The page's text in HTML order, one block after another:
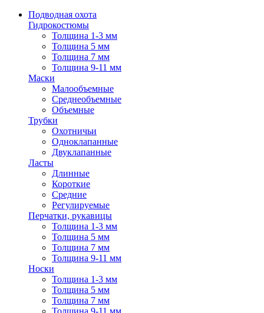
Подводная охота
Гидрокостюмы
Толщина 1-3 мм
Толщина 5 мм
Толщина 7 мм
Толщина 9-11 мм
Маски
Малообъемные
Среднеобъемные
Объемные
Трубки
Охотничьи
Одноклапанные
Двуклапанные
Ласты
Длинные
Короткие
Средние
Регулируемые
Перчатки, рукавицы
Толщина 1-3 мм
Толщина 5 мм
Толщина 7 мм
Толщина 9-11 мм
Носки
Толщина 1-3 мм
Толщина 5 мм
Толщина 7 мм
Толщина 9-11 мм